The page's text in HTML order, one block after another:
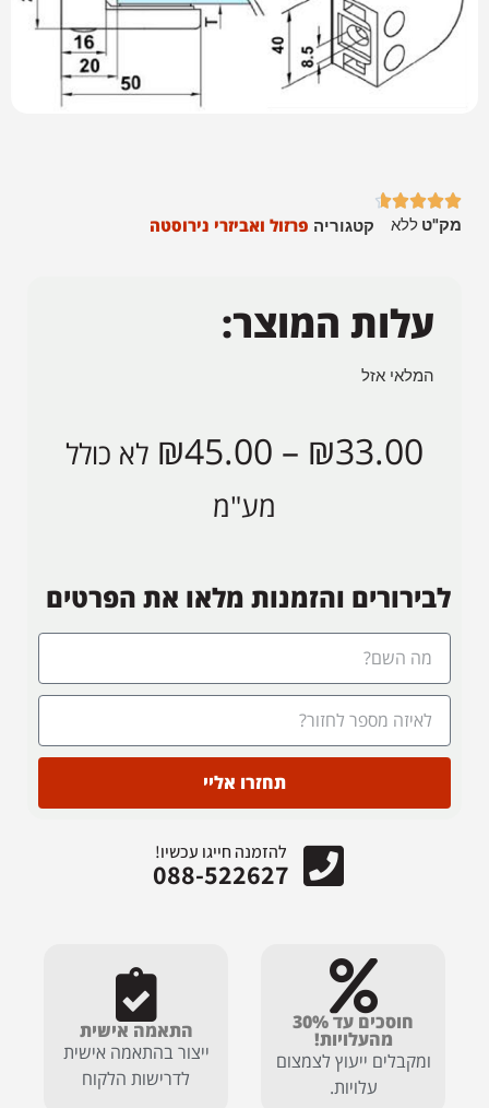





מק"ט ללא קטגוריה פרזול ואביזרי נירוסטה
עלות המוצר:
המלאי אזל
₪33.00
–
₪45.00
לא כולל
מע"מ
לבירורים והזמנות מלאו את הפרטים
תחזרו אליי
להזמנה חייגו עכשיו!
088-522627
חוסכים עד 30%
מהעלויות!
ומקבלים ייעוץ לצמצום
עלויות.
התאמה אישית
ייצור בהתאמה אישית
לדרישות הלקוח